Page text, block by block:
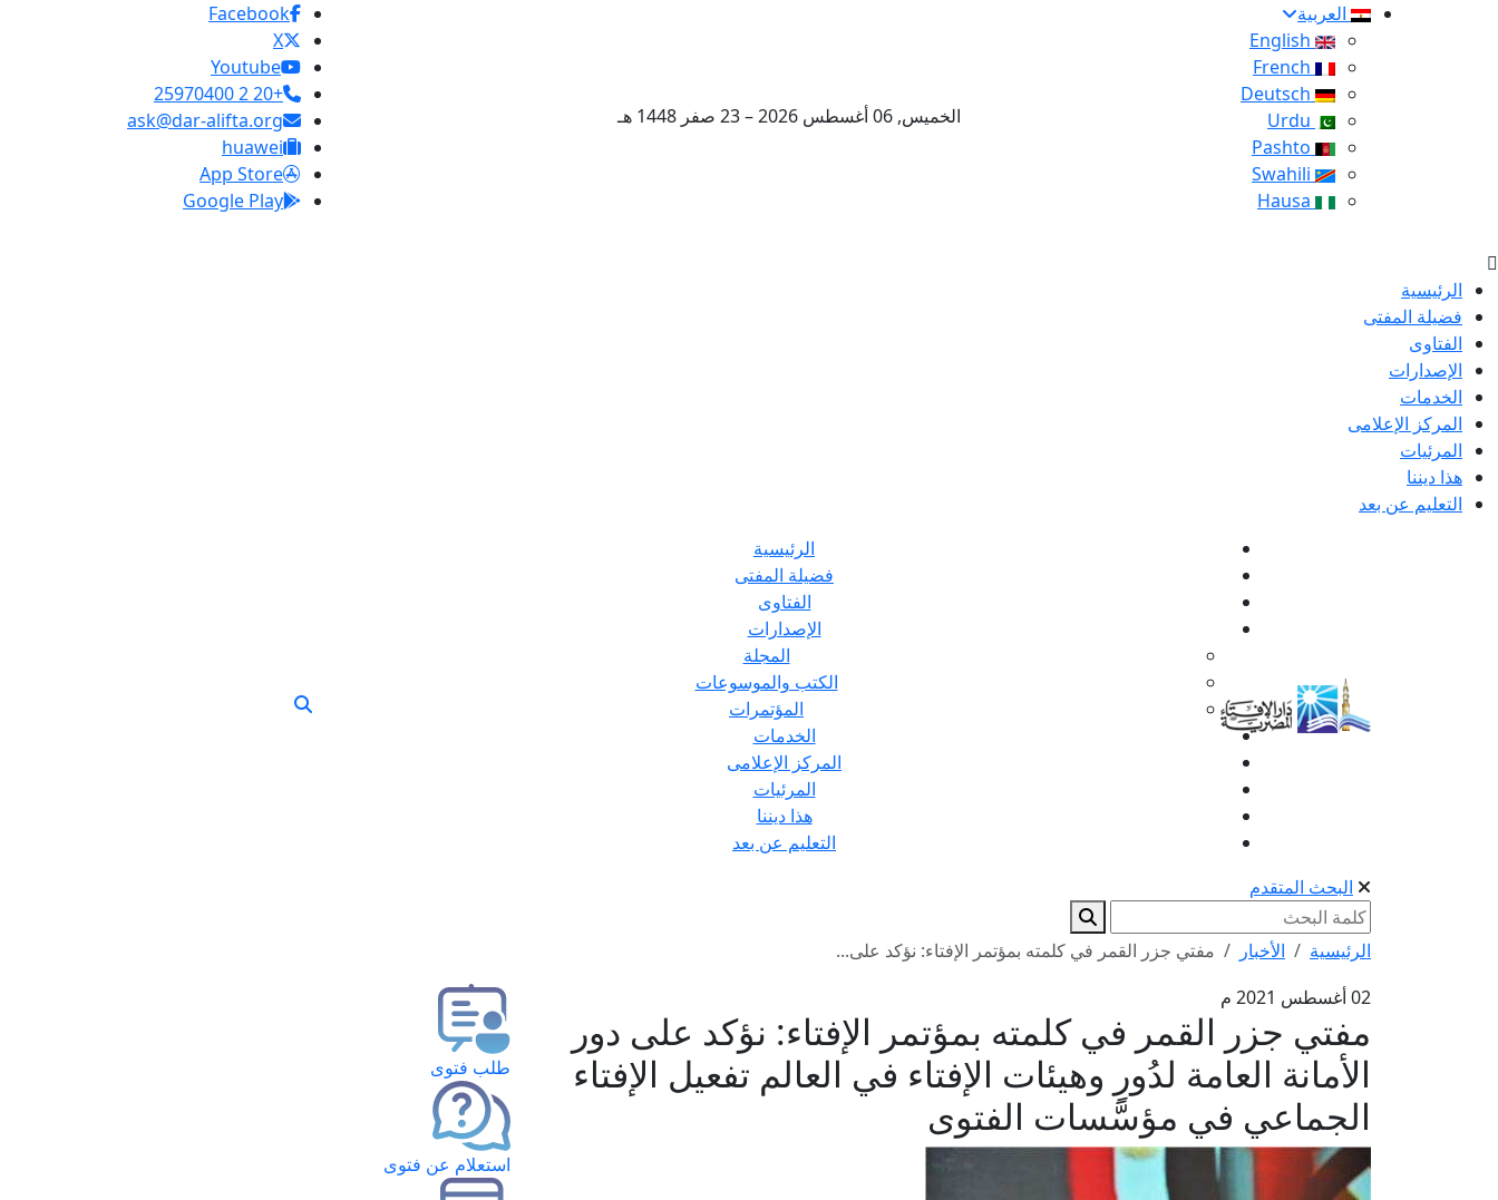
العربية
الخميس, 06 أغسطس 2026 – 23 صفر 1448 هـ
Facebook
X
Youtube
+20 2 25970400
ask@dar-alifta.org
huawei
App Store
Google Play
الرئيسية
فضيلة المفتى
الفتاوى
الإصدارات
الخدمات
المركز الإعلامى
المرئيات
هذا ديننا
التعليم عن بعد
الرئيسية
فضيلة المفتى
الفتاوى
الإصدارات
المجلة
الكتب والموسوعات
المؤتمرات
الخدمات
المركز الإعلامى
المرئيات
هذا ديننا
التعليم عن بعد
البحث المتقدم
الرئيسية الأخبار
مفتي جزر القمر في كلمته بمؤتمر الإفتاء: نؤكد على...
02 أغسطس 2021 م
مفتي جزر القمر في كلمته بمؤتمر الإفتاء: نؤكد على دور
الأمانة العامة لدُورِ وهيئات الإفتاء في العالم تفعيل الإفتاء
الجماعي في مؤسَّسات الفتوى
طلب فتوى
استعلام عن فتوى